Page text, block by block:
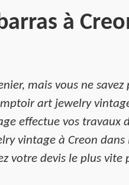
à
mais vous ne savez
art jewelry
effectue vos travaux
vintage à Creon
votre devis le plus vite